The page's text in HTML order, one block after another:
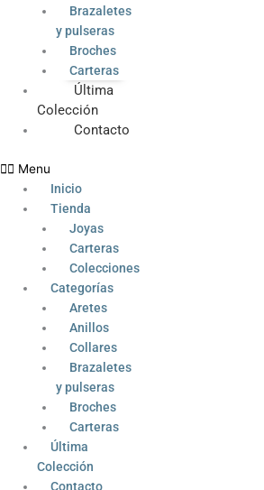
Brazaletes
y pulseras
Broches
Carteras
Última
Colección
Contacto
Menu
Inicio
Tienda
Joyas
Carteras
Colecciones
Categorías
Aretes
Anillos
Collares
Brazaletes
y pulseras
Broches
Carteras
Última
Colección
Contacto